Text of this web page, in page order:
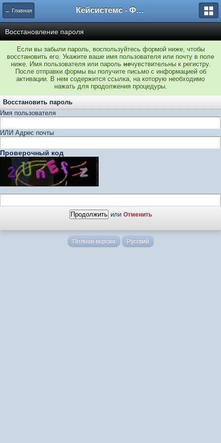
← Главная Кейсистемс - Форумы
Восстановление пароля
Если вы забыли пароль, воспользуйтесь формой ниже, чтобы
восстановить его. Укажите ваше имя пользователя или почту в поле
ниже. Имя пользователя или пароль нечувствительны к регистру.
После отправки формы вы получите письмо с информацией об
активации. В нем содержится ссылка, на которую необходимо
нажать для продолжения процедуры.
Восстановить пароль
Имя пользователя
ИЛИ Адрес почты
Проверочный код
или Отменить
Полная версия Русский